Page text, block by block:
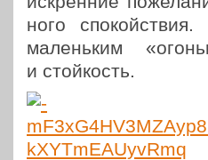
но­го
малень­ким
и стойкость.